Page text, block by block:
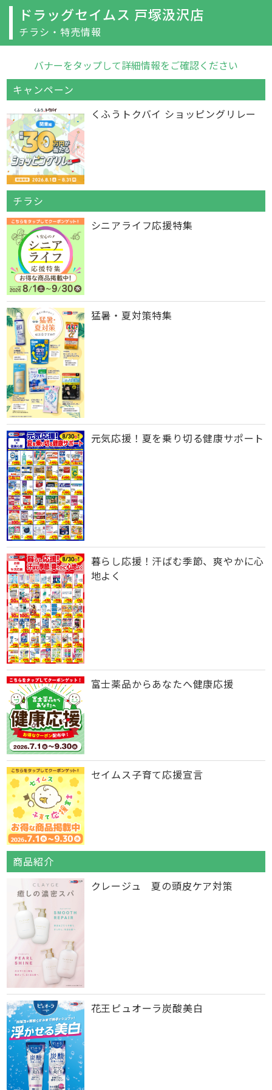
ドラッグセイムス 戸塚汲沢店
チラシ・特売情報
バナーをタップして詳細情報をご確認ください
キャンペーン
くふうトクバイ ショッピングリレー
チラシ
シニアライフ応援特集
猛暑・夏対策特集
元気応援！夏を乗り切る健康サポート
暮らし応援！汗ばむ季節、爽やかに心
地よく
富士薬品からあなたへ健康応援
セイムス子育て応援宣言
商品紹介
クレージュ 夏の頭皮ケア対策
花王ピュオーラ炭酸美白